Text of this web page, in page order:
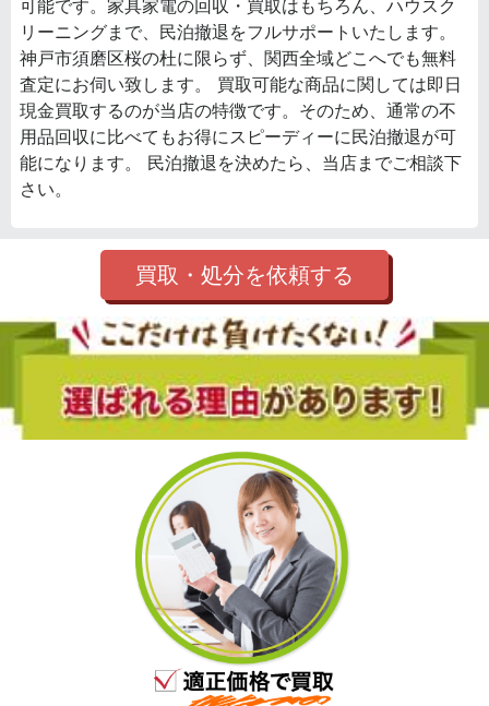
可能です。家具家電の回収・買取はもちろん、ハウスク
リーニングまで、民泊撤退をフルサポートいたします。
神戸市須磨区桜の杜に限らず、関西全域どこへでも無料
査定にお伺い致します。 買取可能な商品に関しては即日
現金買取するのが当店の特徴です。そのため、通常の不
用品回収に比べてもお得にスピーディーに民泊撤退が可
能になります。 民泊撤退を決めたら、当店までご相談下
さい。
買取・処分を依頼する